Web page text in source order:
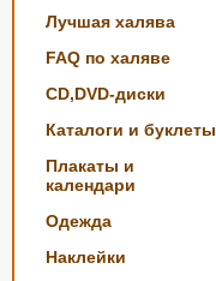
Лучшая халява
FAQ по халяве
CD,DVD-диски
Каталоги и буклеты
Плакаты и
календари
Одежда
Наклейки